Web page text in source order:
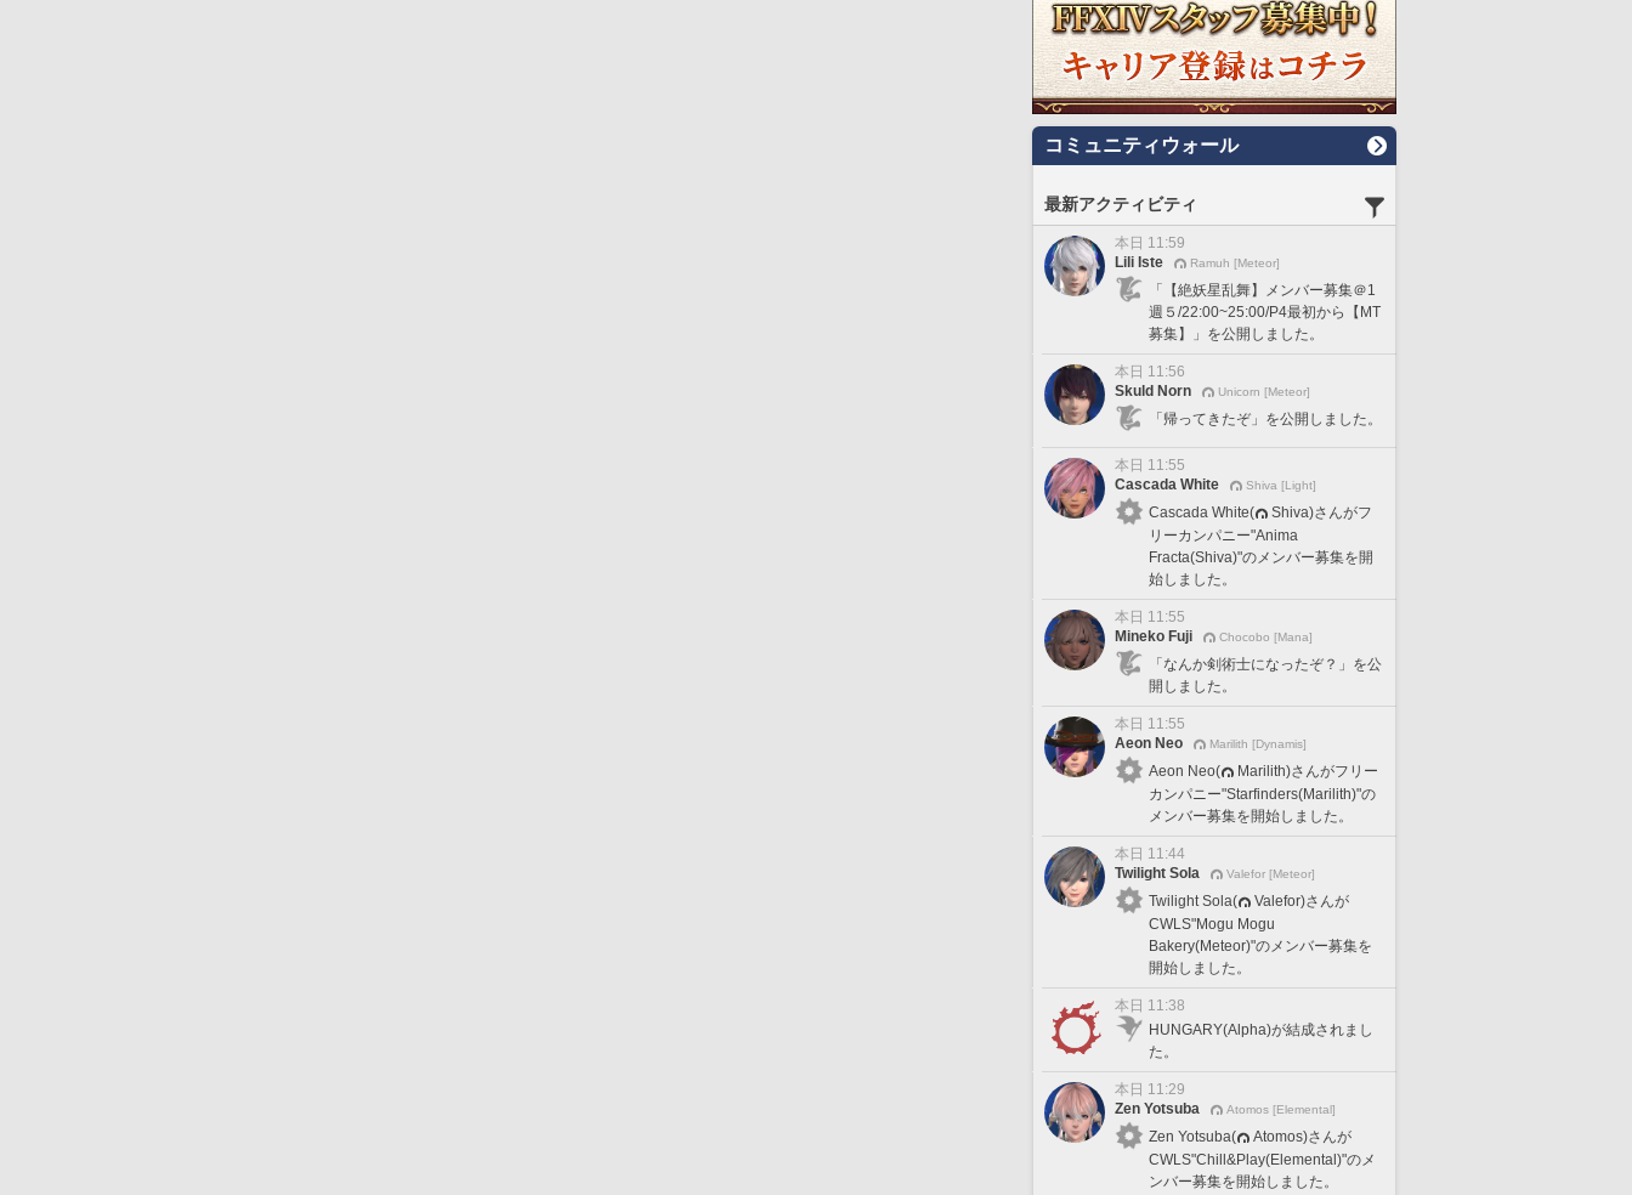
コミュニティウォール
最新アクティビティ
本日 11:59
Lili Iste
Ramuh [Meteor]
「【絶妖星乱舞】メンバー募集＠1
週５/22:00~25:00/P4最初から【MT
募集】」を公開しました。
本日 11:56
Skuld Norn
Unicorn [Meteor]
「帰ってきたぞ」を公開しました。
本日 11:55
Cascada White
Shiva [Light]
Cascada White(
Shiva)さんがフ
リーカンパニー"Anima
Fracta(Shiva)"のメンバー募集を開
始しました。
本日 11:55
Mineko Fuji
Chocobo [Mana]
「なんか剣術士になったぞ？」を公
開しました。
本日 11:55
Aeon Neo
Marilith [Dynamis]
Aeon Neo(
Marilith)さんがフリー
カンパニー"Starfinders(Marilith)"の
メンバー募集を開始しました。
本日 11:44
Twilight Sola
Valefor [Meteor]
Twilight Sola(
Valefor)さんが
CWLS"Mogu Mogu
Bakery(Meteor)"のメンバー募集を
開始しました。
本日 11:38
HUNGARY(Alpha)が結成されまし
た。
本日 11:29
Zen Yotsuba
Atomos [Elemental]
Zen Yotsuba(
Atomos)さんが
CWLS"Chill&Play(Elemental)"のメ
ンバー募集を開始しました。